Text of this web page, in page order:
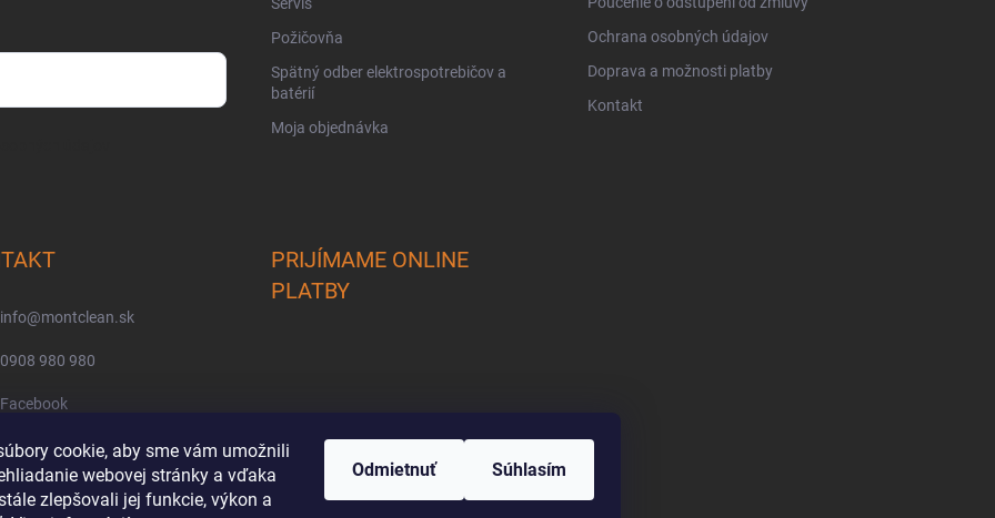
cookie, aby sme vám umožnili
webovej stránky a vďaka
zlepšovali jej funkcie, výkon a
Odmietnuť Súhlasím
Požičovňa
Spätný odber elektrospotrebičov a
batérií
Moja objednávka
Ochrana osobných údajov
Doprava a možnosti platby
Kontakt
info@montclean.sk
0908 980 980
Facebook
montclean/
PRIJÍMAME ONLINE
PLATBY